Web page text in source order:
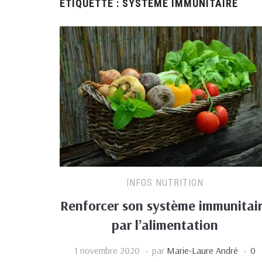
ÉTIQUETTE : SYSTEME IMMUNITAIRE
INFOS NUTRITION
Renforcer son système
par l’alimentation
1 novembre 2020 par Marie-Laure André
0